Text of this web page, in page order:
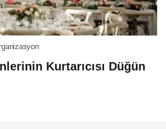
Kurtarıcısı Düğün